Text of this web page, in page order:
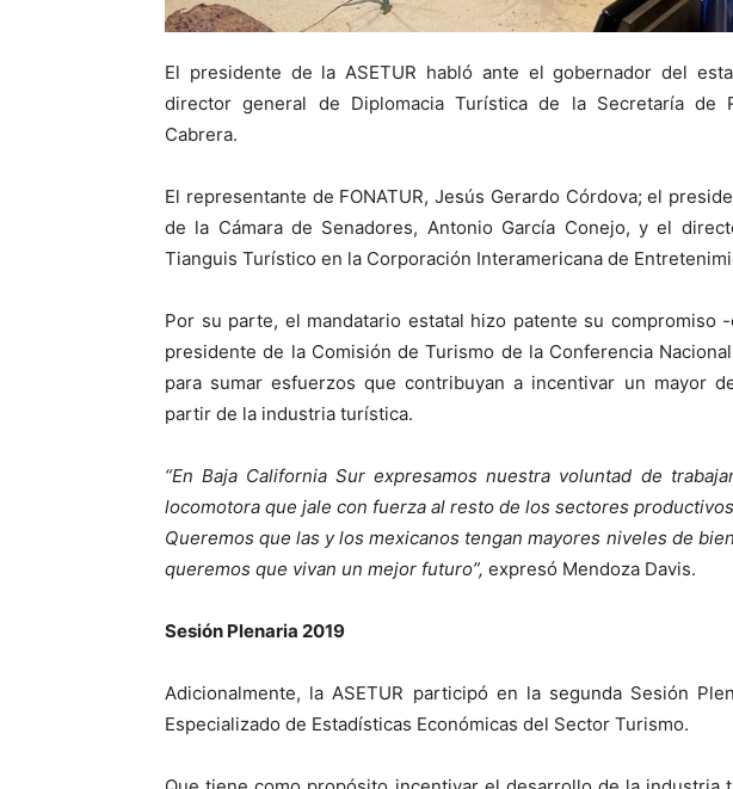
El presidente de la ASETUR habló ante el gobernador del
director general de Diplomacia Turística de la Secretaría de
Cabrera.
El representante de FONATUR, Jesús Gerardo Córdova; el
de la Cámara de Senadores, Antonio García Conejo, y el
Tianguis Turístico en la Corporación Interamericana de
Por su parte, el mandatario estatal hizo patente su compromiso
presidente de la Comisión de Turismo de la Conferencia
para sumar esfuerzos que contribuyan a incentivar un mayor
partir de la industria turística.
“En Baja California Sur expresamos nuestra voluntad de
locomotora que jale con fuerza al resto de los sectores
Queremos que las y los mexicanos tengan mayores niveles de
queremos que vivan un mejor futuro”, expresó Mendoza Davis.
Sesión Plenaria 2019
Adicionalmente, la ASETUR participó en la segunda Sesión
Especializado de Estadísticas Económicas del Sector Turismo.